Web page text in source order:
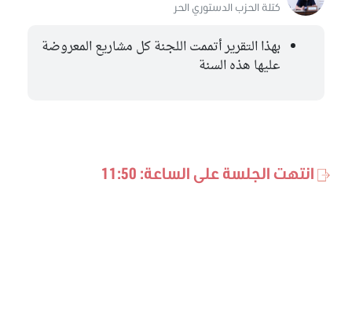
كتلة الحزب الدستوري الحر
بهذا التقرير أتممت اللجنة كل مشاريع المعروضة
عليها هذه السنة
انتهت الجلسة على الساعة: 11:50